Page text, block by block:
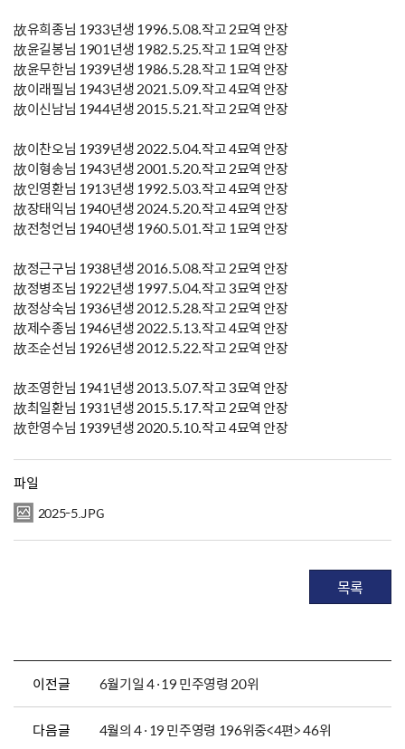
故유희종님 1933년생 1996.5.08.작고 2묘역 안장
故윤길봉님 1901년생 1982.5.25.작고 1묘역 안장
故윤무한님 1939년생 1986.5.28.작고 1묘역 안장
故이래필님 1943년생 2021.5.09.작고 4묘역 안장
故이신남님 1944년생 2015.5.21.작고 2묘역 안장
故이찬오님 1939년생 2022.5.04.작고 4묘역 안장
故이형송님 1943년생 2001.5.20.작고 2묘역 안장
故인영환님 1913년생 1992.5.03.작고 4묘역 안장
故장태익님 1940년생 2024.5.20.작고 4묘역 안장
故전청언님 1940년생 1960.5.01.작고 1묘역 안장
故정근구님 1938년생 2016.5.08.작고 2묘역 안장
故정병조님 1922년생 1997.5.04.작고 3묘역 안장
故정상숙님 1936년생 2012.5.28.작고 2묘역 안장
故제수종님 1946년생 2022.5.13.작고 4묘역 안장
故조순선님 1926년생 2012.5.22.작고 2묘역 안장
故조영한님 1941년생 2013.5.07.작고 3묘역 안장
故최일환님 1931년생 2015.5.17.작고 2묘역 안장
故한영수님 1939년생 2020.5.10.작고 4묘역 안장
파일
2025-5.JPG
목록
이전글 6월기일 4·19 민주영령 20위
다음글 4월의 4·19 민주영령 196위중<4편> 46위